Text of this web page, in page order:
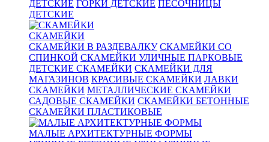
ДЕТСКИЕ ГОРКИ ДЕТСКИЕ ПЕСОЧНИЦЫ
ДЕТСКИЕ
СКАМЕЙКИ
СКАМЕЙКИ В РАЗДЕВАЛКУ СКАМЕЙКИ СО
СПИНКОЙ СКАМЕЙКИ УЛИЧНЫЕ ПАРКОВЫЕ
ДЕТСКИЕ СКАМЕЙКИ СКАМЕЙКИ ДЛЯ
МАГАЗИНОВ КРАСИВЫЕ СКАМЕЙКИ ЛАВКИ
СКАМЕЙКИ МЕТАЛЛИЧЕСКИЕ СКАМЕЙКИ
САДОВЫЕ СКАМЕЙКИ СКАМЕЙКИ БЕТОННЫЕ
СКАМЕЙКИ ПЛАСТИКОВЫЕ
МАЛЫЕ АРХИТЕКТУРНЫЕ ФОРМЫ